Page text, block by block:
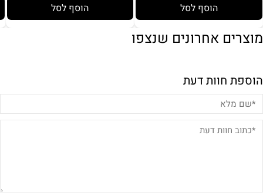
הוסף לסל הוסף לסל
מוצרים אחרונים שנצפו
הוספת חוות דעת